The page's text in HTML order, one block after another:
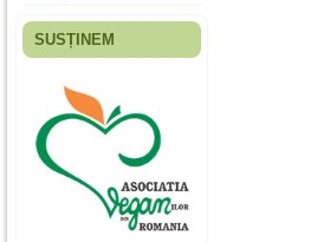
Fiica mea s-a nascut
ani, privind in urma
realizez cat de multe
greseli am facut in
educatia si cresterea
ei, am fost o mama
egoista, preocupata
de implinirea
profesionala, cand ea
era mica am neglijat-
SUSȚINEM